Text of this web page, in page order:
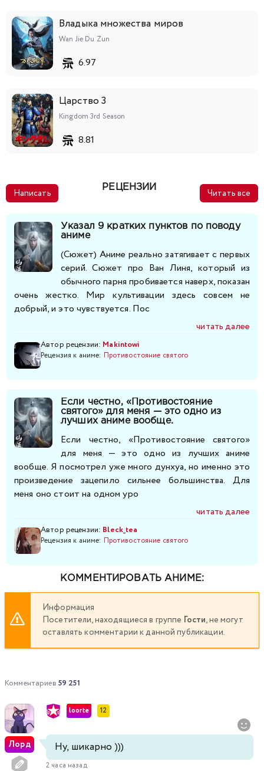
148 149
Владыка множества миров
Wan Jie Du Zun
6.97
Царство 3
Kingdom 3rd Season
8.81
Написать
РЕЦЕНЗИИ
Читать все
Указал 9 кратких пунктов по поводу
аниме
(Сюжет) Аниме реально затягивает с первых
серий. Сюжет про Ван Линя, который из
обычного парня пробивается наверх, показан
очень жестко. Мир культивации здесь совсем не
добрый, и это чувствуется. Пос
читать далее
Автор рецензии: Makintowi
Рецензия к аниме: Противостояние святого
Если честно, «Противостояние
святого» для меня — это одно из
лучших аниме вообще.
Если честно, «Противостояние святого»
для меня — это одно из лучших аниме
вообще. Я посмотрел уже много дунхуа, но именно это
произведение зацепило сильнее большинства. Для
меня оно стоит на одном уро
читать далее
Автор рецензии: Bleck_tea
Рецензия к аниме: Противостояние святого
КОММЕНТИРОВАТЬ АНИМЕ:
Информация
Посетители, находящиеся в группе Гости, не могут
оставлять комментарии к данной публикации.
Комментариев 59 251
Лорд
loorte 12
Ну, шикарно )))
2 часа назад